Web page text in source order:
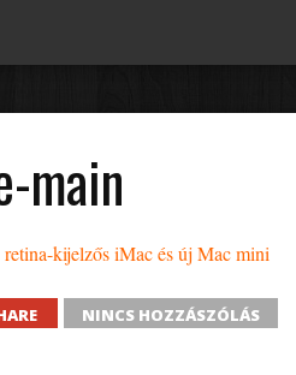
main
kijelzős iMac és új Mac mini
NINCS HOZZÁSZÓLÁS